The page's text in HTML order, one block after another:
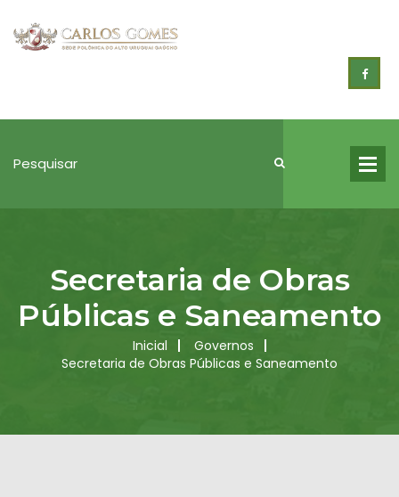
Secretaria de Obras
Públicas e Saneamento
Inicial
Governos
Secretaria de Obras Públicas e Saneamento